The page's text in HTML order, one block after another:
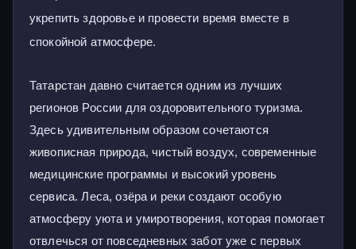
укрепить здоровье и провести время вместе в
спокойной атмосфере.
Татарстан давно считается одним из лучших
регионов России для оздоровительного туризма.
Здесь удивительным образом сочетаются
живописная природа, чистый воздух, современные
медицинские программы и высокий уровень
сервиса. Леса, озёра и реки создают особую
атмосферу уюта и умиротворения, которая помогает
отвлечься от повседневных забот уже с первых